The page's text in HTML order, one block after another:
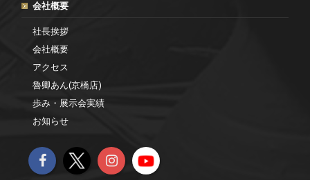
会社概要
社長挨拶
会社概要
アクセス
魯卿あん(京橋店)
歩み・展示会実績
お知らせ